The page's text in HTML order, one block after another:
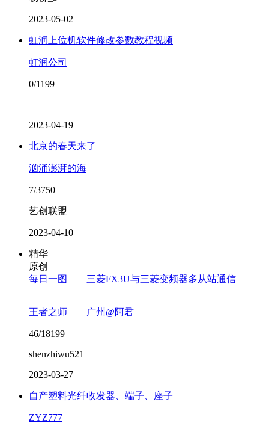
2023-05-02
虹润上位机软件修改参数教程视频
虹润公司
0/1199
2023-04-19
北京的春天来了
汹涌澎湃的海
7/3750
艺创联盟
2023-04-10
精华
原创
每日一图——三菱FX3U与三菱变频器多从站通信
王者之师——广州@阿君
46/18199
shenzhiwu521
2023-03-27
自产塑料光纤收发器、端子、座子
ZYZ777